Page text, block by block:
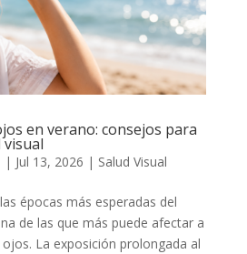
en verano: consejos para
| Jul 13, 2026 | Salud Visual
épocas más esperadas del
de las que más puede afectar a
La exposición prolongada al